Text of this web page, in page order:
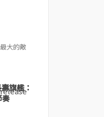
大的敵
旗艦：
奏